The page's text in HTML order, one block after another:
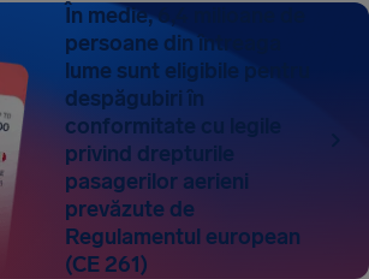
În medie, 6,4 milioane de
persoane din întreaga
lume sunt eligibile pentru
despăgubiri în
conformitate cu legile
privind drepturile
pasagerilor aerieni
prevăzute de
Regulamentul european
(CE 261)